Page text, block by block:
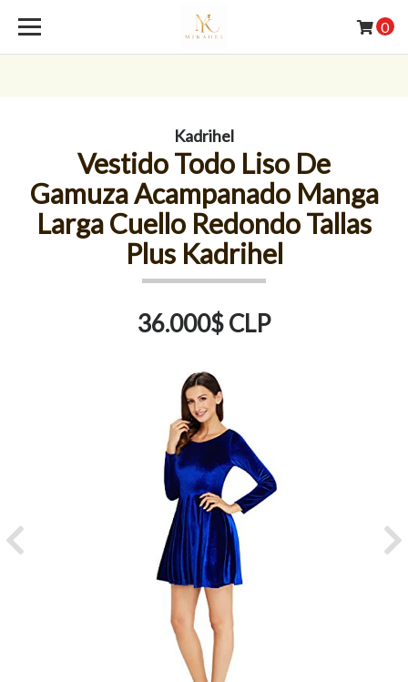
0
Kadrihel
Vestido Todo Liso De
Gamuza Acampanado Manga
Larga Cuello Redondo Tallas
Plus Kadrihel
36.000$ CLP
Previous